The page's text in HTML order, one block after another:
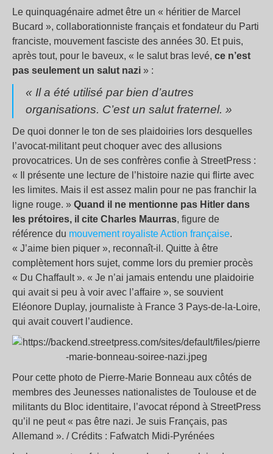
Le quinquagénaire admet être un « héritier de Marcel
Bucard », collaborationniste français et fondateur du Parti
franciste, mouvement fasciste des années 30. Et puis,
après tout, pour le baveux, « le salut bras levé, ce n’est
pas seulement un salut nazi » :
« Il a été utilisé par bien d’autres
organisations. C’est un salut fraternel. »
De quoi donner le ton de ses plaidoiries lors desquelles
l’avocat-militant peut choquer avec des allusions
provocatrices. Un de ses confrères confie à StreetPress :
« Il présente une lecture de l’histoire nazie qui flirte avec
les limites. Mais il est assez malin pour ne pas franchir la
ligne rouge. » Quand il ne mentionne pas Hitler dans
les prétoires, il cite Charles Maurras, figure de
référence du mouvement royaliste Action française.
« J’aime bien piquer », reconnaît-il. Quitte à être
complètement hors sujet, comme lors du premier procès
« Du Chaffault ». « Je n’ai jamais entendu une plaidoirie
qui avait si peu à voir avec l’affaire », se souvient
Eléonore Duplay, journaliste à France 3 Pays-de-la-Loire,
qui avait couvert l’audience.
Pour cette photo de Pierre-Marie Bonneau aux côtés de
membres des Jeunesses nationalistes de Toulouse et de
militants du Bloc identitaire, l’avocat répond à StreetPress
qu’il ne peut « pas être nazi. Je suis Français, pas
Allemand ». / Crédits : Fafwatch Midi-Pyrénées